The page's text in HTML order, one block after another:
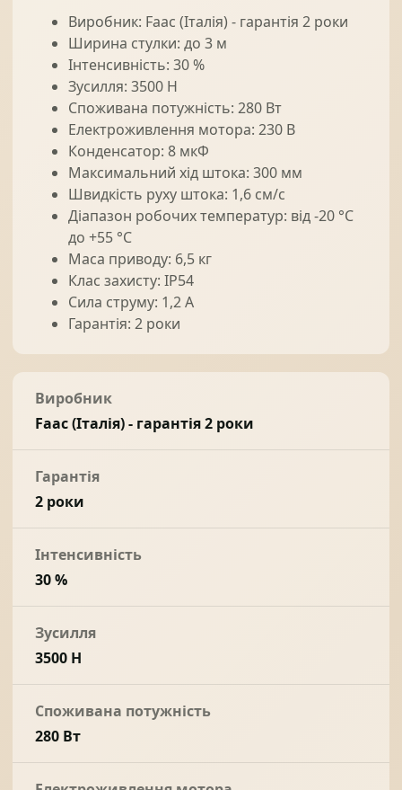
Виробник: Faac (Італія) - гарантія 2 роки
Ширина стулки: до 3 м
Інтенсивність: 30 %
Зусилля: 3500 Н
Споживана потужність: 280 Вт
Електроживлення мотора: 230 В
Конденсатор: 8 мкФ
Максимальний хід штока: 300 мм
Швидкість руху штока: 1,6 см/с
Діапазон робочих температур: від -20 °С
до +55 °С
Маса приводу: 6,5 кг
Клас захисту: IP54
Сила струму: 1,2 А
Гарантія: 2 роки
Виробник
Faac (Італія) - гарантія 2 роки
Гарантія
2 роки
Інтенсивність
30 %
Зусилля
3500 Н
Споживана потужність
280 Вт